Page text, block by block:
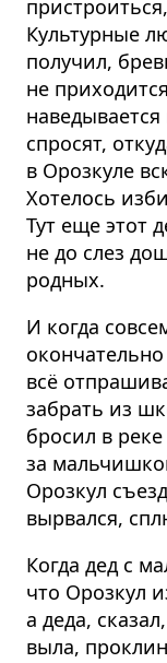
Культурные
получил,
не
спросят,
в Орозкуле
Хотелось
Тут еще этот
не до слез
родных.
И когда
всё
забрать из
бросил в
за
Орозкул
вырвался,
Когда дед с
что Орозкул
а деда,
выла,